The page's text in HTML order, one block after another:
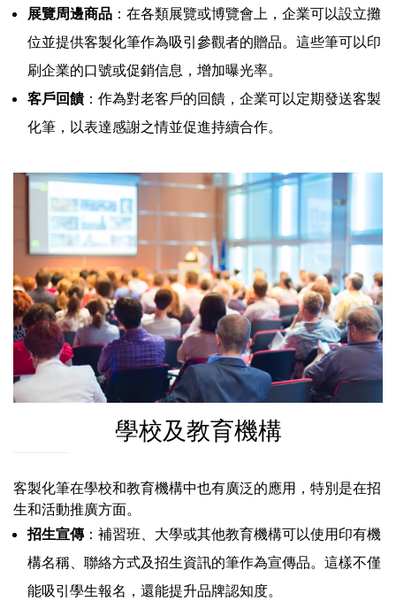
展覽周邊商品 ：在各類展覽或博覽會上，企業可以設立攤
位並提供客製化筆作為吸引參觀者的贈品。這些筆可以印
刷企業的口號或促銷信息，增加曝光率。
客戶回饋：作為對老客戶的回饋，企業可以定期發送客製
化筆，以表達感謝之情並促進持續合作。
學校及教育機構
客製化筆在學校和教育機構中也有廣泛的應用，特別是在招
生和活動推廣方面。
招生宣傳：補習班、大學或其他教育機構可以使用印有機
構名稱、聯絡方式及招生資訊的筆作為宣傳品。這樣不僅
能吸引學生報名，還能提升品牌認知度。